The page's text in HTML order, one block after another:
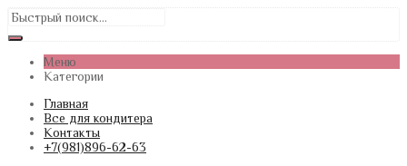
Меню
Категории
Главная
Все для кондитера
Контакты
+7(981)896-62-63